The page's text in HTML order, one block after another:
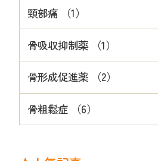
頸部痛 （1）
骨吸収抑制薬 （1）
骨形成促進薬 （2）
骨粗鬆症 （6）